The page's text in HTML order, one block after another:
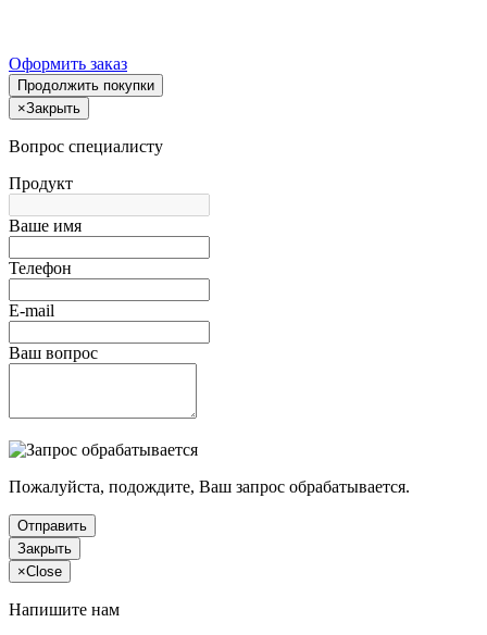
Оформить заказ
Продолжить покупки
×Закрыть
Вопрос специалисту
Продукт
Ваше имя
Телефон
E-mail
Ваш вопрос
Пожалуйста, подождите, Ваш запрос обрабатывается.
Отправить
Закрыть
×Close
Напишите нам